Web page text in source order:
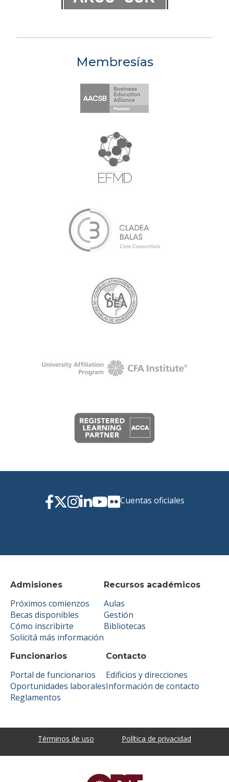
Membresías
Admisiones
Próximos comienzos
Becas disponibles
Cómo inscribirte
Solicitá más información
Recursos académicos
Aulas
Gestión
Bibliotecas
Funcionarios
Portal de funcionarios
Oportunidades laborales
Reglamentos
Contacto
Edificios y direcciones
Información de contacto
Cuentas oficiales
Términos de uso Política de privacidad